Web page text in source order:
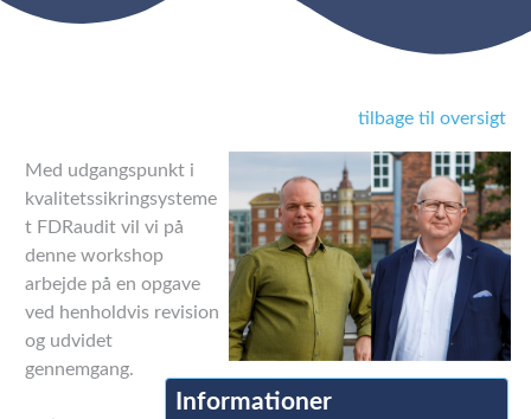
tilbage til oversigt
Informationer
Med udgangspunkt i
kvalitetssikringsysteme
t FDRaudit vil vi på
denne workshop
arbejde på en opgave
ved henholdvis revision
og udvidet
gennemgang.